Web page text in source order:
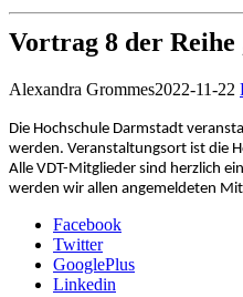
Vortrag 8 der Reihe
Alexandra Grommes2022-11-22
Die Hochschule Darmstadt
werden. Veranstaltungsort ist die
Alle VDT-Mitglieder sind herzlich
werden wir allen angemeldeten
Facebook
Twitter
GooglePlus
Linkedin